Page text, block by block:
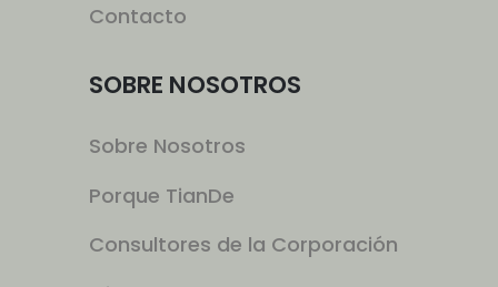
Contacto
SOBRE NOSOTROS
Sobre Nosotros
Porque TianDe
Consultores de la Corporación